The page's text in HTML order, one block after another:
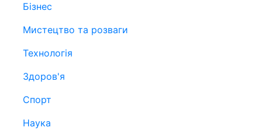
Бізнес
Мистецтво та розваги
Технологія
Здоров'я
Спорт
Наука